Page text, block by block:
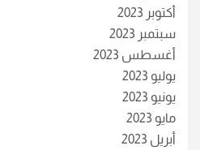
أكتوبر 2023
سبتمبر 2023
أغسطس 2023
يوليو 2023
يونيو 2023
مايو 2023
أبريل 2023